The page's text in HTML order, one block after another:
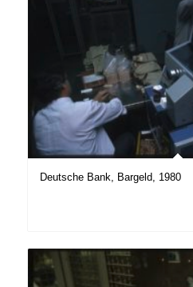
Deutsche Bank, Bargeld, 1980